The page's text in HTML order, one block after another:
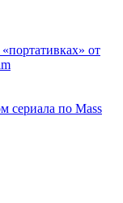
от
сериала по Mass